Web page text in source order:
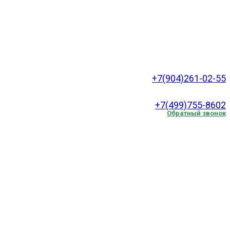
+7(904)261-02-55
+7(499)755-8602
Обратный звонок